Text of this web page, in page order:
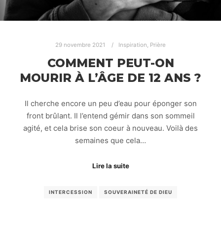
29 novembre 2021 Inspiration, Prière
COMMENT PEUT-ON
MOURIR À L’ÂGE DE 12 ANS ?
Il cherche encore un peu d’eau pour éponger son
front brûlant. Il l’entend gémir dans son sommeil
agité, et cela brise son coeur à nouveau. Voilà des
semaines que cela…
Lire la suite
INTERCESSION SOUVERAINETÉ DE DIEU